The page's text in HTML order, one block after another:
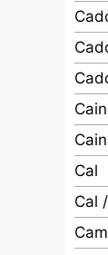
Cal
Cal